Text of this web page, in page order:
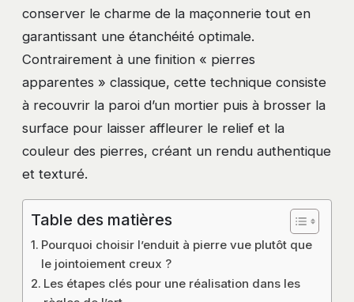
conserver le charme de la maçonnerie tout en
garantissant une étanchéité optimale.
Contrairement à une finition « pierres
apparentes » classique, cette technique consiste
à recouvrir la paroi d’un mortier puis à brosser la
surface pour laisser affleurer le relief et la
couleur des pierres, créant un rendu authentique
et texturé.
Table des matières
Pourquoi choisir l’enduit à pierre vue plutôt que
le jointoiement creux ?
Les étapes clés pour une réalisation dans les